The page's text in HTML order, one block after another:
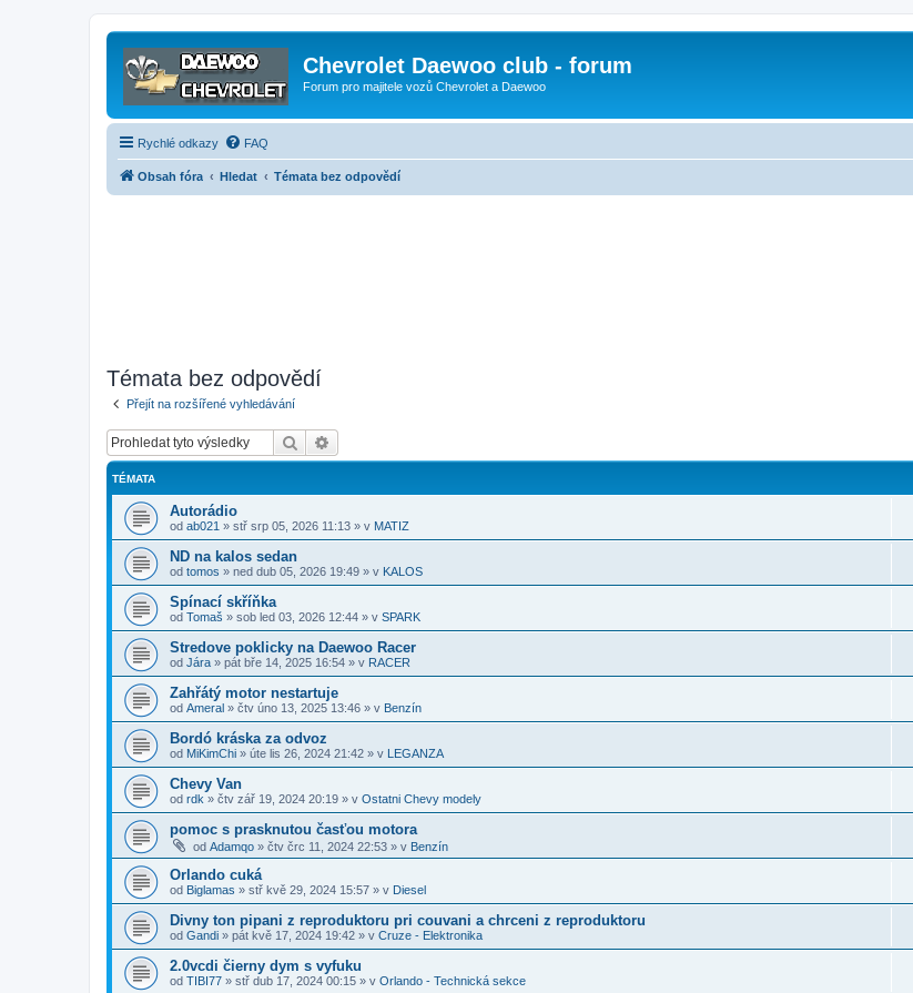
Chevrolet Daewoo club - forum
Forum pro majitele vozů Chevrolet a Daewoo
Rychlé odkazy FAQ
Obsah fóra Hledat Témata bez odpovědí
Témata bez odpovědí
Přejít na rozšířené vyhledávání
Hledat
TÉMATA
Autorádio
od ab021 » stř srp 05, 2026 11:13 » v MATIZ
ND na kalos sedan
od tomos » ned dub 05, 2026 19:49 » v KALOS
Spínací skříňka
od Tomaš » sob led 03, 2026 12:44 » v SPARK
Stredove poklicky na Daewoo Racer
od Jára » pát bře 14, 2025 16:54 » v RACER
Zahřátý motor nestartuje
od Ameral » čtv úno 13, 2025 13:46 » v Benzín
Bordó kráska za odvoz
od MiKimChi » úte lis 26, 2024 21:42 » v LEGANZA
Chevy Van
od rdk » čtv zář 19, 2024 20:19 » v Ostatni Chevy modely
pomoc s prasknutou časťou motora
od Adamqo » čtv črc 11, 2024 22:53 » v Benzín
Orlando cuká
od Biglamas » stř kvě 29, 2024 15:57 » v Diesel
Divny ton pipani z reproduktoru pri couvani a chrceni z reproduktoru
od Gandi » pát kvě 17, 2024 19:42 » v Cruze - Elektronika
2.0vcdi čierny dym s vyfuku
od TIBI77 » stř dub 17, 2024 00:15 » v Orlando - Technická sekce